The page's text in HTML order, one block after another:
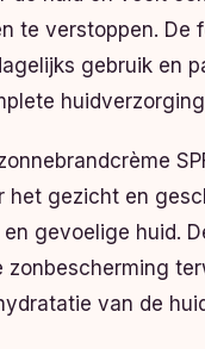
te verstoppen. De
gebruik en
het gezicht en
gevoelige huid.
zonbescherming
van de